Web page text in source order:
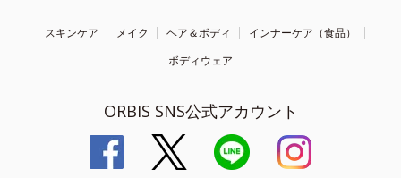
スキンケア メイク ヘア＆ボディ
インナーケア（食品）
ボディウェア
ORBIS SNS公式アカウント